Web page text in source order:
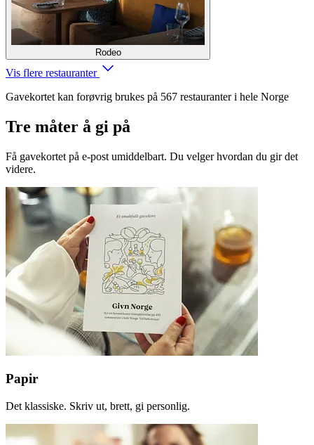
Rodeo
Vis flere restauranter
Gavekortet kan forøvrig brukes på 567 restauranter i hele Norge
Tre måter å gi på
Få gavekortet på e-post umiddelbart. Du velger hvordan du gir det
videre.
Papir
Det klassiske. Skriv ut, brett, gi personlig.